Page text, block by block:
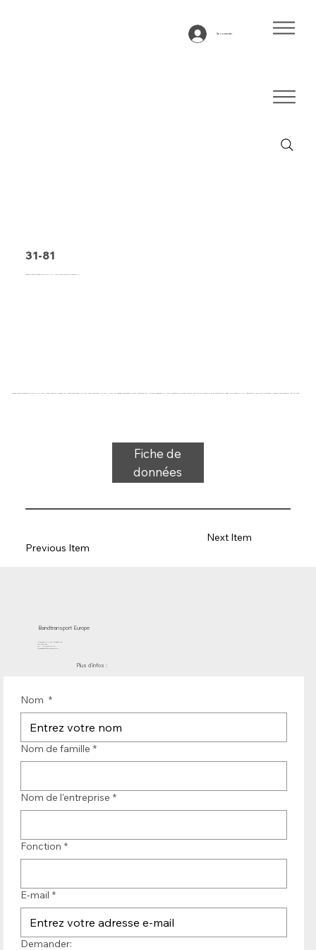
Se connecter
31-81
Bande transporteuse type 31-81 PVC, bleu, tissu flexible 3 couches (E)
Bande transporteuse type 31-81 PVC, bleu, tissu flexible 3 couches (E), face supérieure : 0,7 mm, face inférieure : 0,6 mm + profil en losange, épaisseur 4,6 mm, dureté 65° ShA, force-allongement 23 N/mm, diamètre du rouleau 100 mm, support du rouleau, de la glissière et de l'auge, approuvé FDA/UE, résistant à l'huile et à la graisse, plage de température -10°C à 110°C
Fiche de
données
Previous Item
Next Item
Bandtransport Europe
Molenwerf 12 | DB Uitgeest 1911
les Pays-Bas
Tél. : +31 (0)251 319 119
info@bandtransporteurope.nl
Plus d'infos :
Nom *
Nom de famille *
Nom de l'entreprise *
Fonction *
E-mail *
Demander: